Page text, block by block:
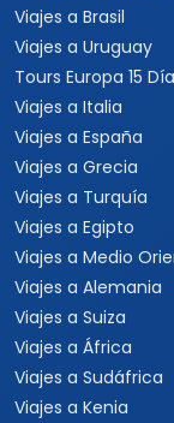
Viajes a Brasil
Viajes a Uruguay
Tours Europa 15
Viajes a Italia
Viajes a España
Viajes a Grecia
Viajes a Turquía
Viajes a Egipto
Viajes a Medio
Viajes a Alemania
Viajes a Suiza
Viajes a África
Viajes a Sudáfrica
Viajes a Kenia